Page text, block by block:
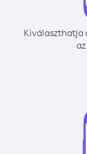
Kiválaszthatja